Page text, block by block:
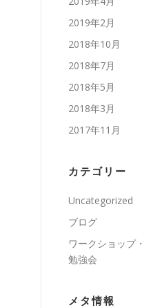
2019年2月
2018年10月
2018年7月
2018年5月
2018年3月
2017年11月
カテゴリー
Uncategorized
ブログ
ワークショップ・
勉強会
メタ情報